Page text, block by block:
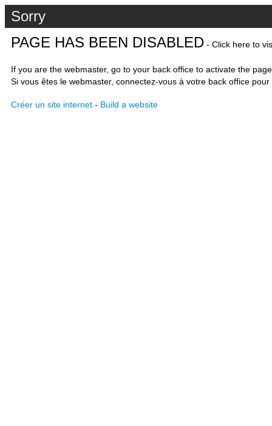
Sorry
PAGE HAS BEEN DISABLED - Click here to
If you are the webmaster, go to your back office to activate the
Si vous êtes le webmaster, connectez-vous à votre back office
Créer un site internet - Build a website